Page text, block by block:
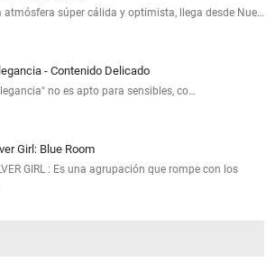
atmósfera súper cálida y optimista, llega desde Nue…
- Contenido Delicado
no es apto para sensibles, co…
Girl: Blue Room
GIRL : Es una agrupación que rompe con los